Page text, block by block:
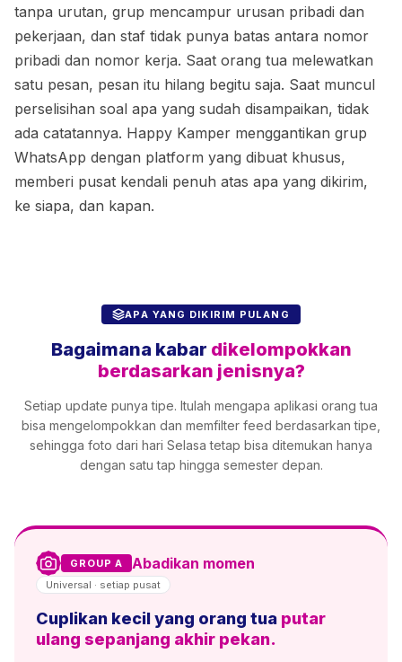
tanpa urutan, grup mencampur urusan pribadi dan
pekerjaan, dan staf tidak punya batas antara nomor
pribadi dan nomor kerja. Saat orang tua melewatkan
satu pesan, pesan itu hilang begitu saja. Saat muncul
perselisihan soal apa yang sudah disampaikan, tidak
ada catatannya. Happy Kamper menggantikan grup
WhatsApp dengan platform yang dibuat khusus,
memberi pusat kendali penuh atas apa yang dikirim,
ke siapa, dan kapan.
APA YANG DIKIRIM PULANG
Bagaimana kabar dikelompokkan
berdasarkan jenisnya?
Setiap update punya tipe. Itulah mengapa aplikasi orang tua
bisa mengelompokkan dan memfilter feed berdasarkan tipe,
sehingga foto dari hari Selasa tetap bisa ditemukan hanya
dengan satu tap hingga semester depan.
GROUP A Abadikan momen
Universal · setiap pusat
Cuplikan kecil yang orang tua putar
ulang sepanjang akhir pekan.